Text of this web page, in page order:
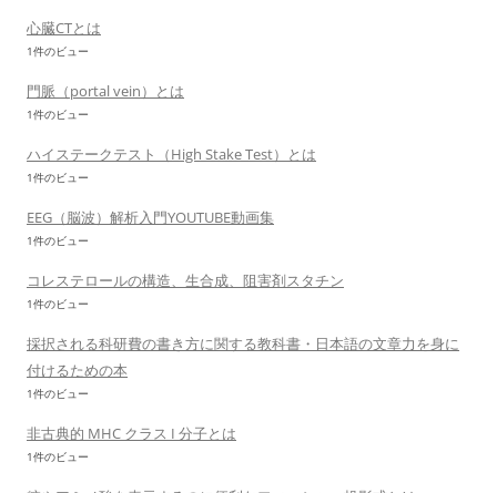
心臓CTとは
1件のビュー
門脈（portal vein）とは
1件のビュー
ハイステークテスト（High Stake Test）とは
1件のビュー
EEG（脳波）解析入門YOUTUBE動画集
1件のビュー
コレステロールの構造、生合成、阻害剤スタチン
1件のビュー
採択される科研費の書き方に関する教科書・日本語の文章力を身に
付けるための本
1件のビュー
非古典的 MHC クラス I 分子とは
1件のビュー